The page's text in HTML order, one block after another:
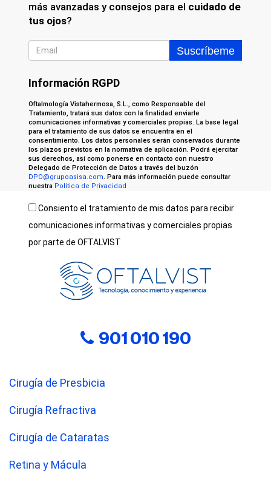
más avanzadas y consejos para el cuidado de
tus ojos?
Información RGPD
Oftalmología Vistahermosa, S.L., como Responsable del
Tratamiento, tratará sus datos con la finalidad enviarle
comunicaciones informativas y comerciales propias. La base legal
para el tratamiento de sus datos se encuentra en el
consentimiento. Los datos personales serán conservados durante
los plazos previstos en la normativa de aplicación. Podrá ejercitar
sus derechos, así como ponerse en contacto con nuestro
Delegado de Protección de Datos a través del buzón
DPO@grupoasisa.com. Para más información puede consultar
nuestra Política de Privacidad
Consiento el tratamiento de mis datos para recibir
comunicaciones informativas y comerciales propias
por parte de OFTALVIST
901 010 190
Cirugía de Presbicia
Cirugía Refractiva
Cirugía de Cataratas
Retina y Mácula